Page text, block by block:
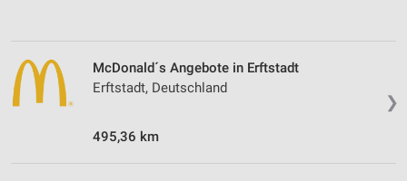
❯
McDonald´s Angebote in Erftstadt
Erftstadt, Deutschland
495,36 km